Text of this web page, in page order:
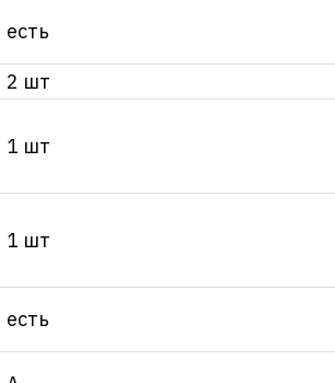
есть
2 шт
1 шт
1 шт
есть